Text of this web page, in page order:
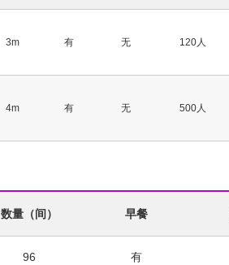
3m 有 无 120人
4m 有 无 500人
数量（间） 早餐
96 有